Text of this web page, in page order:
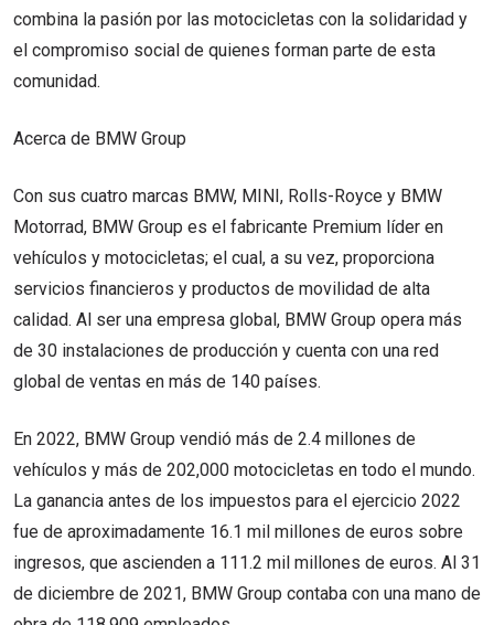
combina la pasión por las motocicletas con la solidaridad y
el compromiso social de quienes forman parte de esta
comunidad.
Acerca de BMW Group
Con sus cuatro marcas BMW, MINI, Rolls-Royce y BMW
Motorrad, BMW Group es el fabricante Premium líder en
vehículos y motocicletas; el cual, a su vez, proporciona
servicios financieros y productos de movilidad de alta
calidad. Al ser una empresa global, BMW Group opera más
de 30 instalaciones de producción y cuenta con una red
global de ventas en más de 140 países.
En 2022, BMW Group vendió más de 2.4 millones de
vehículos y más de 202,000 motocicletas en todo el mundo.
La ganancia antes de los impuestos para el ejercicio 2022
fue de aproximadamente 16.1 mil millones de euros sobre
ingresos, que ascienden a 111.2 mil millones de euros. Al 31
de diciembre de 2021, BMW Group contaba con una mano de